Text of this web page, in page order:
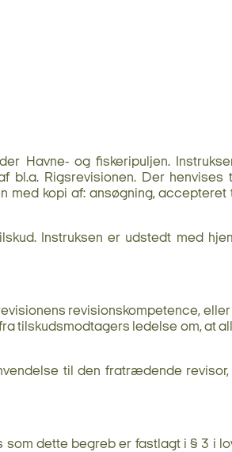
Havne- og fiskeripuljen.
bl.a. Rigsrevisionen. Der
kopi af: ansøgning,
Instruksen er udstedt med
revisionskompetence,
tilskudsmodtagers ledelse om, at
til den fratrædende
dette begreb er fastlagt i § 3 i